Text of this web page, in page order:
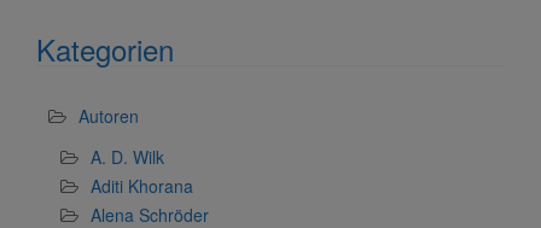
Kategorien
Autoren
A. D. Wilk
Aditi Khorana
Alena Schröder